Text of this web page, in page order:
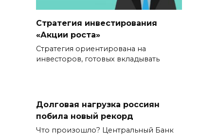
Стратегия инвестирования
«Акции роста»
Стратегия ориентирована на
инвесторов, готовых вкладывать
Долговая нагрузка россиян
побила новый рекорд
Что произошло? Центральный Банк